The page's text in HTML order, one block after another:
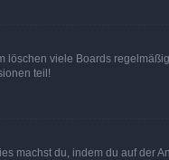
viele Boards
teil!
machst du, indem du auf der